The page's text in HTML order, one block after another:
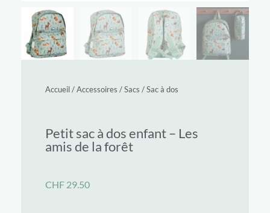
Accueil/Accessoires /Sacs /Sac à dos
Petit sac à dos enfant – Les
amis de la forêt
CHF 29.50